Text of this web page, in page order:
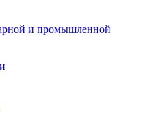
и промышленной